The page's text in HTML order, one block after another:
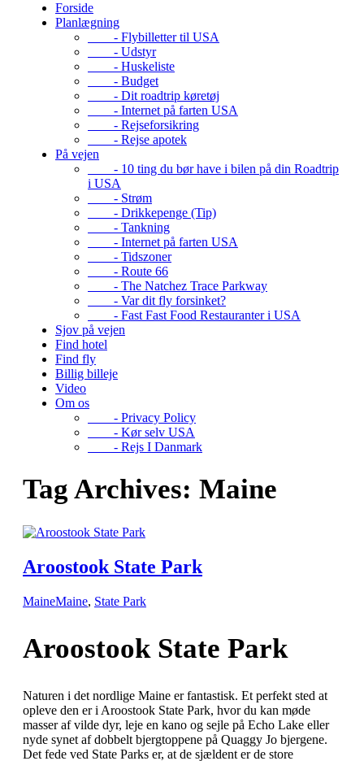
Forside
Planlægning
- Flybilletter til USA
- Udstyr
- Huskeliste
- Budget
- Dit roadtrip køretøj
- Internet på farten USA
- Rejseforsikring
- Rejse apotek
På vejen
- 10 ting du bør have i bilen på din Roadtrip
i USA
- Strøm
- Drikkepenge (Tip)
- Tankning
- Internet på farten USA
- Tidszoner
- Route 66
- The Natchez Trace Parkway
- Var dit fly forsinket?
- Fast Fast Food Restauranter i USA
Sjov på vejen
Find hotel
Find fly
Billig billeje
Video
Om os
- Privacy Policy
- Kør selv USA
- Rejs I Danmark
Tag Archives: Maine
Aroostook State Park
MaineMaine, State Park
Aroostook State Park
Naturen i det nordlige Maine er fantastisk. Et perfekt sted at
opleve den er i Aroostook State Park, hvor du kan møde
masser af vilde dyr, leje en kano og sejle på Echo Lake eller
nyde synet af dobbelt bjergtoppene på Quaggy Jo bjergene.
Det fede ved State Parks er, at de sjældent er de store